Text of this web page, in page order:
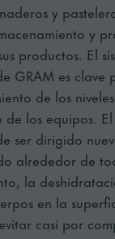
y
y
productos. El
GRAM es clave
de los
los equipos.
ser dirigido
alrededor de
la
en la
casi por